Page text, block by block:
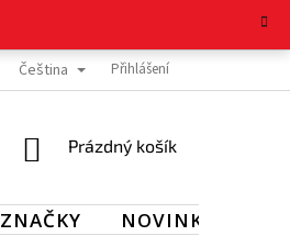
OCHRANA OSOBNÍCH ÚDAJŮ
Čeština Přihlášení
NÁKUPNÍ
Prázdný košík
ZNAČKY NOVINKY